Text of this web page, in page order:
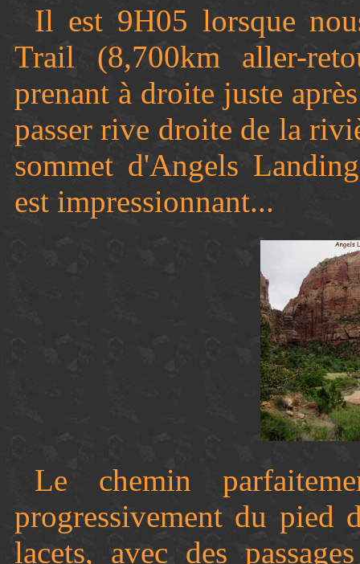
Il est 9H05 lorsque
Trail (8,700km aller-
prenant à droite juste
passer rive droite de la
sommet d'Angels
est impressionnant...
Le chemin
progressivement du pied
lacets, avec des